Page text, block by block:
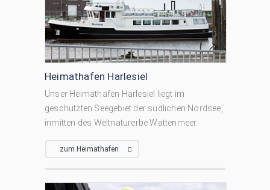
Heimathafen Harlesiel
Unser Heimathafen Harlesiel liegt im
geschützten Seegebiet der südlichen Nordsee,
inmitten des Weltnaturerbe Wattenmeer.
zum Heimathafen